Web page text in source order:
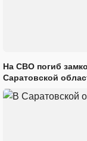
На СВО погиб
Саратовской